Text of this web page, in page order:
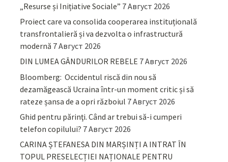
„Resurse și Inițiative Sociale” 7 Август 2026
Proiect care va consolida cooperarea instituțională
transfrontalieră și va dezvolta o infrastructură
modernă 7 Август 2026
DIN LUMEA GÂNDURILOR REBELE 7 Август 2026
Bloomberg: Occidentul riscă din nou să
dezamăgească Ucraina într-un moment critic și să
rateze șansa de a opri războiul 7 Август 2026
Ghid pentru părinţi. Când ar trebui să-i cumperi
telefon copilului? 7 Август 2026
CARINA ȘTEFANESA DIN MARȘINȚI A INTRAT ÎN
TOPUL PRESELECȚIEI NAȚIONALE PENTRU